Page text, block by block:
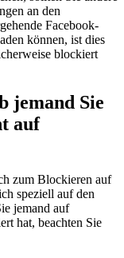
an den
Facebook-
können, ist dies
blockiert
jemand Sie
auf
zum Blockieren auf
speziell auf den
jemand auf
hat, beachten Sie